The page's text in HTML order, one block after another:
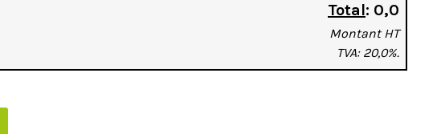
Total: 0,0
Montant HT
TVA: 20,0%.